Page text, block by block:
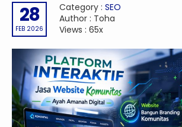
28
FEB 2026
Category : SEO
Author : Toha
Views : 65x